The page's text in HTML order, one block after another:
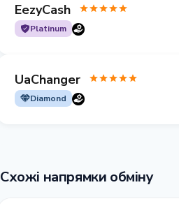
EezyCash
Platinum
UaChanger
Diamond
Схожі напрямки обміну